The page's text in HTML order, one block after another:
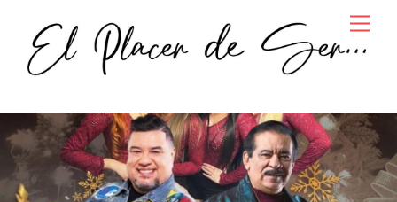
content